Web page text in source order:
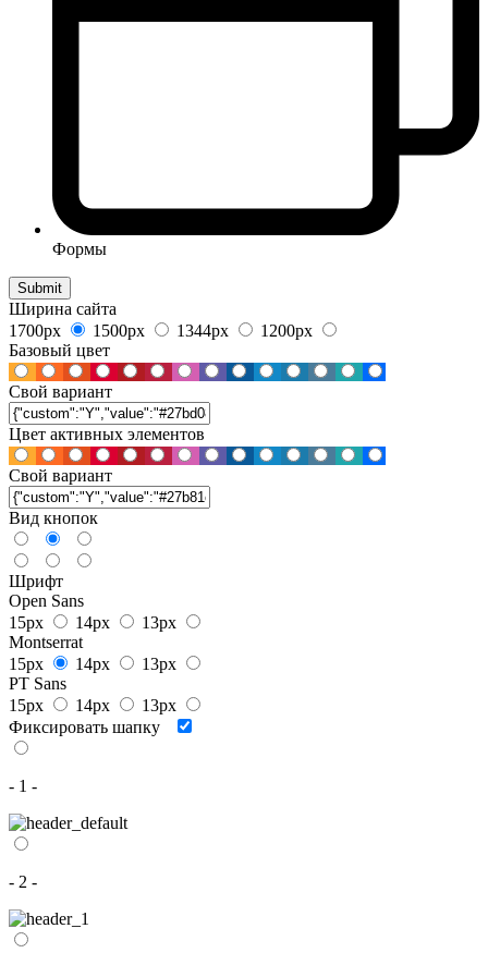
Формы
Ширина сайта
1700px
1500px 1344px
1200px
Базовый цвет
Свой вариант
Цвет активных элементов
Свой вариант
Вид кнопок
Шрифт
Open Sans
15px
14px
13px
Montserrat
15px
14px
13px
PT Sans
15px
14px
13px
Фиксировать шапку
- 1 -
- 2 -